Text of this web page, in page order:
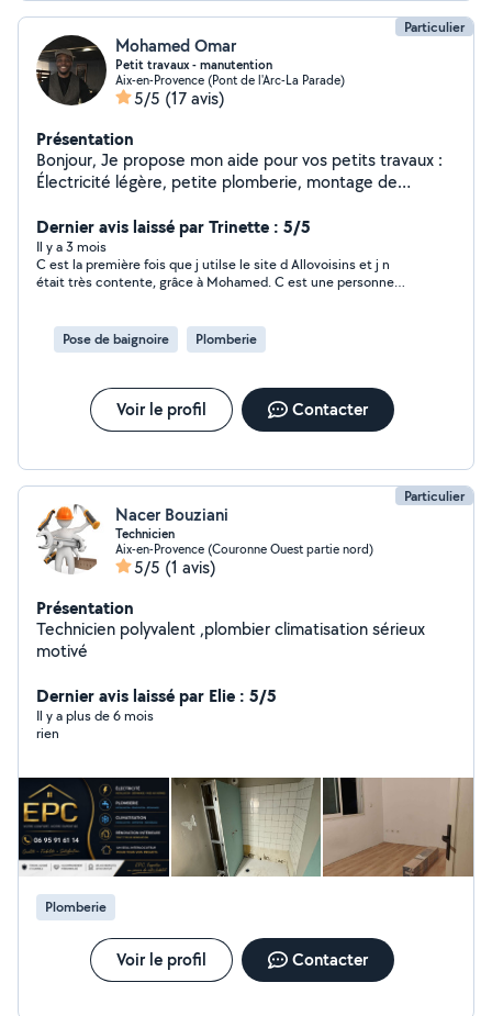
Particulier
Mohamed Omar
Petit travaux - manutention
Aix-en-Provence (Pont de l'Arc-La Parade)
5/5 (17 avis)
Présentation
Bonjour, Je propose mon aide pour vos petits travaux :
Électricité légère, petite plomberie, montage de
et à prix symbolique dans l'esprit allovoisin. N'hésitez
pas à me contacter.
Dernier avis laissé par Trinette : 5/5
Il y a 3 mois
C est la première fois que j utilse le site d Allovoisins et j n
était très contente, grâce à Mohamed. C est une personne
Pose de baignoire Plomberie
Voir le profil Contacter
Particulier
Nacer Bouziani
Technicien
Aix-en-Provence (Couronne Ouest partie nord)
5/5 (1 avis)
Présentation
Technicien polyvalent ,plombier climatisation sérieux
motivé
Dernier avis laissé par Elie : 5/5
Il y a plus de 6 mois
rien
Plomberie
Voir le profil Contacter